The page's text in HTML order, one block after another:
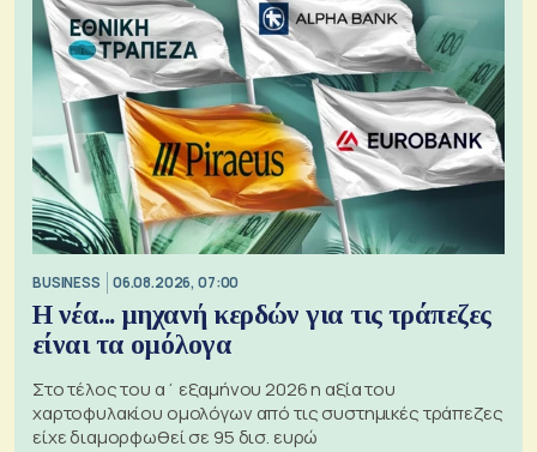
BUSINESS 06.08.2026, 07:00
Η νέα... μηχανή κερδών για τις τράπεζες
είναι τα ομόλογα
Στο τέλος του α΄ εξαμήνου 2026 η αξία του
χαρτοφυλακίου ομολόγων από τις συστημικές τράπεζες
είχε διαμορφωθεί σε 95 δισ. ευρώ